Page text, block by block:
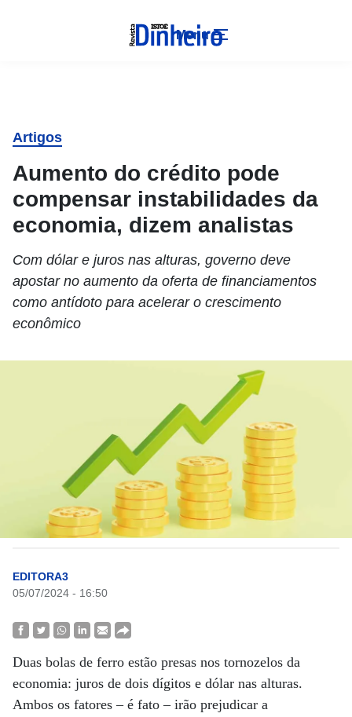
Menu
Artigos
Aumento do crédito pode
compensar instabilidades da
economia, dizem analistas
Com dólar e juros nas alturas, governo deve
apostar no aumento da oferta de financiamentos
como antídoto para acelerar o crescimento
econômico
EDITORA3
05/07/2024 - 16:50
Duas bolas de ferro estão presas nos tornozelos da
economia: juros de dois dígitos e dólar nas alturas.
Ambos os fatores – é fato – irão prejudicar a